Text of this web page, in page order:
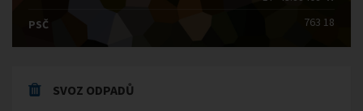
PSČ
763 18
SVOZ ODPADŮ